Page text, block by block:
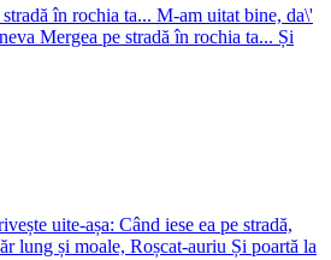
în rochia ta... M-am uitat bine, da\'
Mergea pe stradă în rochia ta... Și
uite-așa: Când iese ea pe stradă,
lung și moale, Roșcat-auriu Și poartă la